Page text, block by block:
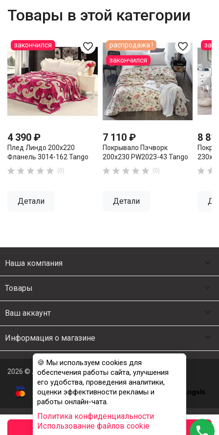
Товары в этой категории
favorite_border
4 390 ₽
Плед Линдо 200х220
Фланель 3014-162 Tango
     (0)
Детали
закончился favorite_border
7 110 ₽
Покрывало Пэчворк
200х230 PW2023-43 Tango
     (0)
Детали
распродажа !
закончился
8
 
Наша компания
Товары
Ваш аккаунт
Информация о магазине
2026 © Люкс Постель
🍪 Мы используем cookies для
обеспечения работы сайта, улучшения
его удобства, проведения аналитики,
оценки эффективности рекламы и
работы онлайн-чата.
Политика конфиденциальности
Использование файлов cookie
phone
заказать